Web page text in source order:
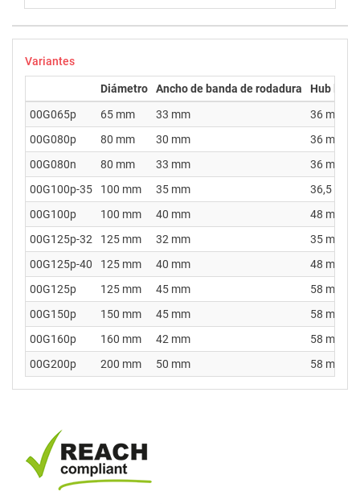
Variantes
Diámetro Ancho de banda de rodadura
Hub
00G065p
65 mm 33 mm
36 mm
00G080p
80 mm 30 mm
36 mm
00G080n
80 mm 33 mm
36 mm
00G100p-35
100 mm 35 mm
36,5 mm
00G100p
100 mm 40 mm
48 mm
00G125p-32
125 mm 32 mm
35 mm
00G125p-40
125 mm 40 mm
48 mm
00G125p
125 mm 45 mm
58 mm
00G150p
150 mm 45 mm
58 mm
00G160p
160 mm 42 mm
58 mm
00G200p
200 mm 50 mm 58 mm